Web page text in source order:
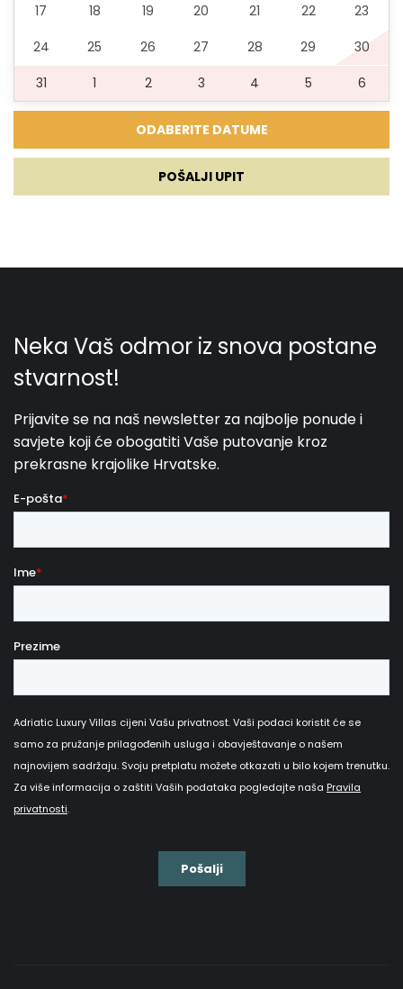
17
18 19 20 21 22
23
24
25 26 27 28 29
30
31
1 2 3 4 5 6
POŠALJI UPIT